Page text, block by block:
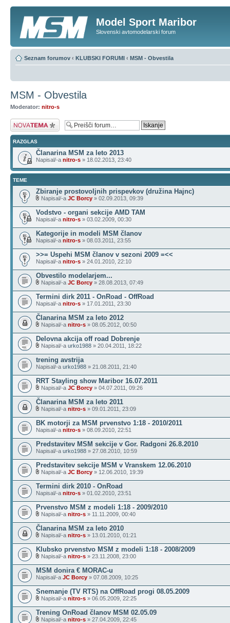
Model Sport Maribor
Slovenski avtomodelarski forum
Seznam forumov ‹ KLUBSKI FORUMI ‹ MSM - Obvestila
MSM - Obvestila
Moderator: nitro-s
Napiši novo temo
RAZGLAS
Članarina MSM za leto 2013
Napisal/-a nitro-s » 18.02.2013, 23:40
TEME
Zbiranje prostovoljnih prispevkov (družina Hajnc)
Napisal/-a JC Borcy » 02.09.2013, 09:39
Vodstvo - organi sekcije AMD TAM
Napisal/-a nitro-s » 03.02.2009, 00:30
Kategorije in modeli MSM članov
Napisal/-a nitro-s » 08.03.2011, 23:55
>>= Uspehi MSM članov v sezoni 2009 =<<
Napisal/-a nitro-s » 24.01.2010, 22:10
Obvestilo modelarjem...
Napisal/-a JC Borcy » 28.08.2013, 07:49
Termini dirk 2011 - OnRoad - OffRoad
Napisal/-a nitro-s » 17.01.2011, 23:30
Članarina MSM za leto 2012
Napisal/-a nitro-s » 08.05.2012, 00:50
Delovna akcija off road Dobrenje
Napisal/-a urko1988 » 20.04.2011, 18:22
trening avstrija
Napisal/-a urko1988 » 21.08.2011, 21:40
RRT Stayling show Maribor 16.07.2011
Napisal/-a JC Borcy » 04.07.2011, 09:26
Članarina MSM za leto 2011
Napisal/-a nitro-s » 09.01.2011, 23:09
BK motorji za MSM prvenstvo 1:18 - 2010/2011
Napisal/-a nitro-s » 08.09.2010, 22:51
Predstavitev MSM sekcije v Gor. Radgoni 26.8.2010
Napisal/-a urko1988 » 27.08.2010, 10:59
Predstavitev sekcije MSM v Vranskem 12.06.2010
Napisal/-a JC Borcy » 12.06.2010, 19:39
Termini dirk 2010 - OnRoad
Napisal/-a nitro-s » 01.02.2010, 23:51
Prvenstvo MSM z modeli 1:18 - 2009/2010
Napisal/-a nitro-s » 11.11.2009, 00:40
Članarina MSM za leto 2010
Napisal/-a nitro-s » 13.01.2010, 01:21
Klubsko prvenstvo MSM z modeli 1:18 - 2008/2009
Napisal/-a nitro-s » 23.11.2008, 23:00
MSM donira € MORAC-u
Napisal/-a JC Borcy » 07.08.2009, 10:25
Snemanje (TV RTS) na OffRoad progi 08.05.2009
Napisal/-a nitro-s » 06.05.2009, 22:25
Trening OnRoad članov MSM 02.05.09
Napisal/-a nitro-s » 27.04.2009, 22:45